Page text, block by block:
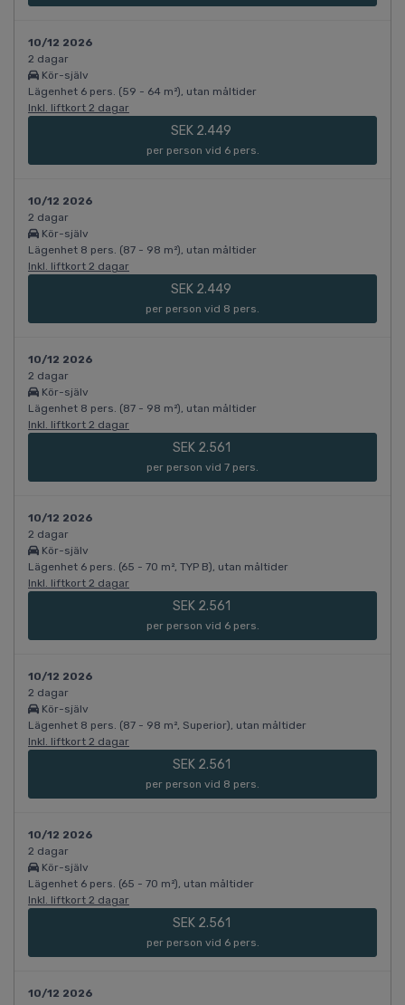
10/12 2026
2 dagar
Kör-själv
Lägenhet 6 pers. (59 - 64 m²), utan måltider
Inkl. liftkort 2 dagar
SEK 2.449
per person vid 6 pers.
10/12 2026
2 dagar
Kör-själv
Lägenhet 8 pers. (87 - 98 m²), utan måltider
Inkl. liftkort 2 dagar
SEK 2.449
per person vid 8 pers.
10/12 2026
2 dagar
Kör-själv
Lägenhet 8 pers. (87 - 98 m²), utan måltider
Inkl. liftkort 2 dagar
SEK 2.561
per person vid 7 pers.
10/12 2026
2 dagar
Kör-själv
Lägenhet 6 pers. (65 - 70 m², TYP B), utan måltider
Inkl. liftkort 2 dagar
SEK 2.561
per person vid 6 pers.
10/12 2026
2 dagar
Kör-själv
Lägenhet 8 pers. (87 - 98 m², Superior), utan måltider
Inkl. liftkort 2 dagar
SEK 2.561
per person vid 8 pers.
10/12 2026
2 dagar
Kör-själv
Lägenhet 6 pers. (65 - 70 m²), utan måltider
Inkl. liftkort 2 dagar
SEK 2.561
per person vid 6 pers.
10/12 2026